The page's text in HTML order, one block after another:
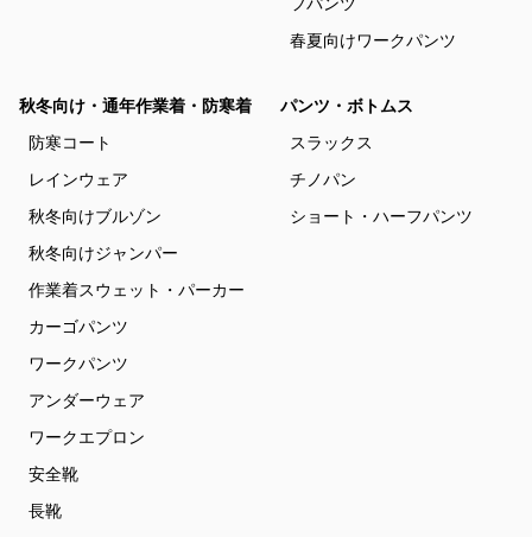
春夏向けワークパンツ
秋冬向け・通年作業着・防寒着
防寒コート
レインウェア
秋冬向けブルゾン
秋冬向けジャンパー
作業着スウェット・パーカー
カーゴパンツ
ワークパンツ
アンダーウェア
ワークエプロン
安全靴
長靴
パンツ・ボトムス
スラックス
チノパン
ショート・ハーフパンツ